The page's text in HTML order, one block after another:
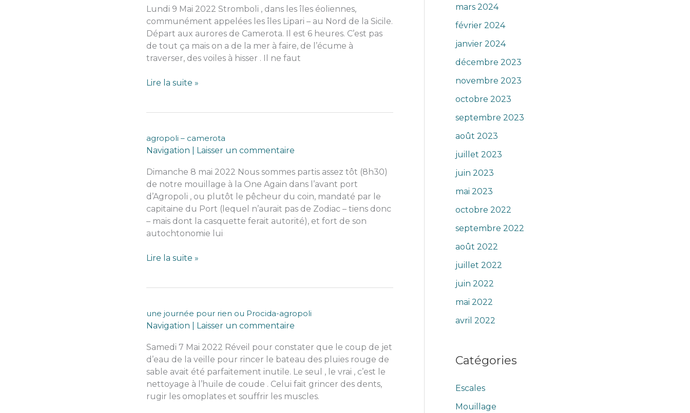
gros
orteil
de
l’Italie
Lundi 9 Mai 2022 Stromboli , dans les îles éoliennes,
communément appelées les îles Lipari – au Nord de la Sicile.
Départ aux aurores de Camerota. Il est 6 heures. C’est pas
de tout ça mais on a de la mer à faire, de l’écume à
traverser, des voiles à hisser . Il ne faut
camerota
Lire la suite »
agropoli – camerota
Navigation
Laisser un commentaire
Dimanche 8 mai 2022 Nous sommes partis assez tôt (8h30)
de notre mouillage à la One Again dans l’avant port
d’Agropoli , ou plutôt le pêcheur du coin, mandaté par le
capitaine du Port (lequel n’aurait pas de Zodiac – tiens donc
– mais dont la casquette ferait autorité), et fort de son
autochtonomie lui
agropoli
Lire la suite »
une journée pour rien ou Procida-agropoli
Navigation
Laisser un commentaire
Samedi 7 Mai 2022 Réveil pour constater que le coup de jet
d’eau de la veille pour rincer le bateau des pluies rouge de
sable avait été parfaitement inutile. Le seul , le vrai , c’est le
nettoyage à l’huile de coude . Celui fait grincer des dents,
rugir les omoplates et souffrir les muscles.
mars 2024
février 2024
janvier 2024
décembre 2023
novembre 2023
octobre 2023
septembre 2023
août 2023
juillet 2023
juin 2023
mai 2023
octobre 2022
septembre 2022
août 2022
juillet 2022
juin 2022
mai 2022
avril 2022
Catégories
Escales
Mouillage